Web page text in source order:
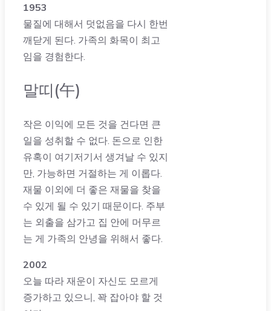
1953
물질에 대해서 덧없음을 다시 한번
깨닫게 된다. 가족의 화목이 최고
임을 경험한다.
말띠(午)
작은 이익에 모든 것을 건다면 큰
일을 성취할 수 없다. 돈으로 인한
유혹이 여기저기서 생겨날 수 있지
만, 가능하면 거절하는 게 이롭다.
재물 이외에 더 좋은 재물을 찾을
수 있게 될 수 있기 때문이다. 주부
는 외출을 삼가고 집 안에 머무르
는 게 가족의 안녕을 위해서 좋다.
2002
오늘 따라 재운이 자신도 모르게
증가하고 있으니, 꽉 잡아야 할 것